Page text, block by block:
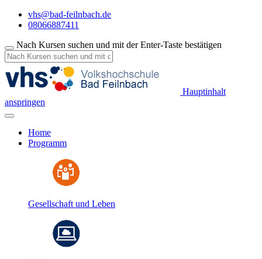
vhs@bad-feilnbach.de
08066887411
Nach Kursen suchen und mit der Enter-Taste bestätigen
Hauptinhalt
anspringen
Home
Programm
Gesellschaft und Leben